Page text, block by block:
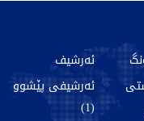
ئەرشیف
ئەرشیفی پێشوو
(1)